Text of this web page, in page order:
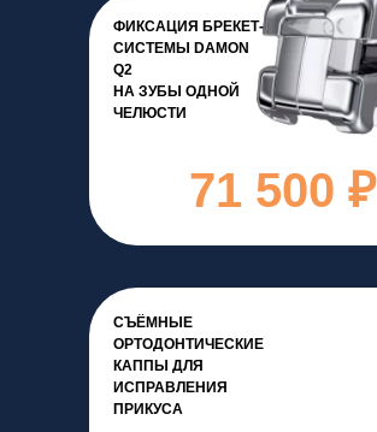
ФИКСАЦИЯ БРЕКЕТ-
СИСТЕМЫ DAMON
Q2
НА ЗУБЫ ОДНОЙ
ЧЕЛЮСТИ
71 500 ₽
СЪЁМНЫЕ
ОРТОДОНТИЧЕСКИЕ
КАППЫ ДЛЯ
ИСПРАВЛЕНИЯ
ПРИКУСА